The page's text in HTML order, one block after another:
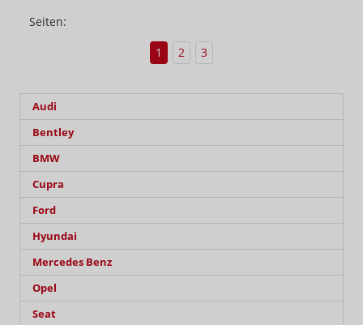
Seiten:
1
2 3
Audi
Bentley
BMW
Cupra
Ford
Hyundai
Mercedes Benz
Opel
Seat